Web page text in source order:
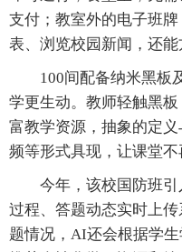
支付；教室外的电子班
表、浏览校园新闻，还能
100间配备纳米黑板及
学更生动。教师轻触黑
富教学资源，抽象的定
频等形式具现，让课堂不
今年，该校国防班引
过程、答题动态实时上
题情况，AI还会根据学